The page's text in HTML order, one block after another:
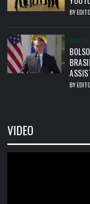
BY
BRASIL
BY
VIDEO